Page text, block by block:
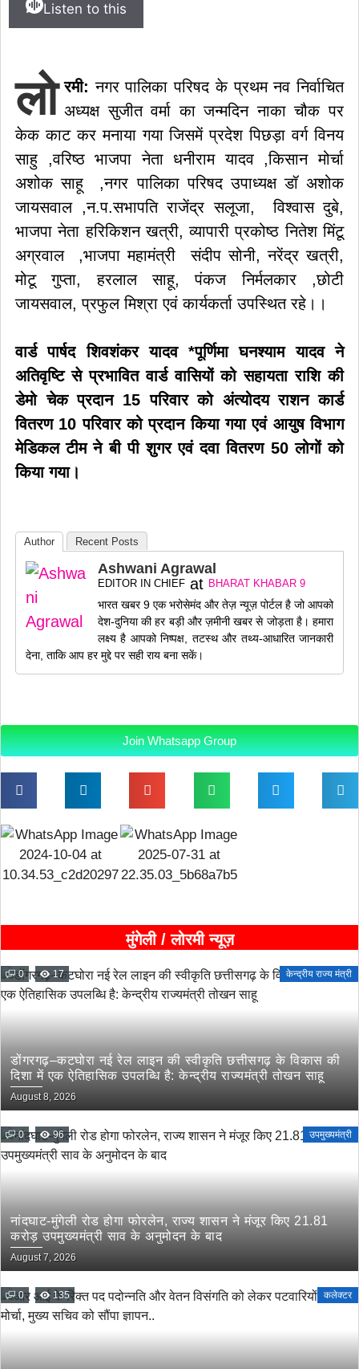
Listen to this
लो रमी: नगर पालिका परिषद के प्रथम नव निर्वाचित
अध्यक्ष सुजीत वर्मा का जन्मदिन नाका चौक पर
केक काट कर मनाया गया जिसमें प्रदेश पिछड़ा वर्ग विनय
साहु ,वरिष्ठ भाजपा नेता धनीराम यादव ,किसान मोर्चा
अशोक साहू ,नगर पालिका परिषद उपाध्यक्ष डॉ अशोक
जायसवाल ,न.प.सभापति राजेंद्र सलूजा, विश्वास दुबे,
भाजपा नेता हरिकिशन खत्री, व्यापारी प्रकोष्ठ नितेश मिंटू
अग्रवाल ,भाजपा महामंत्री संदीप सोनी, नरेंद्र खत्री,
मोटू गुप्ता, हरलाल साहू, पंकज निर्मलकार ,छोटी
जायसवाल, प्रफुल मिश्रा एवं कार्यकर्ता उपस्थित रहे।।
वार्ड पार्षद शिवशंकर यादव *पूर्णिमा घनश्याम यादव ने
अतिवृष्टि से प्रभावित वार्ड वासियों को सहायता राशि की
डेमो चेक प्रदान 15 परिवार को अंत्योदय राशन कार्ड
वितरण 10 परिवार को प्रदान किया गया एवं आयुष विभाग
मेडिकल टीम ने बी पी शुगर एवं दवा वितरण 50 लोगों को
किया गया।
Author Recent Posts
Ashwani Agrawal
EDITOR IN CHIEF at BHARAT KHABAR 9
भारत खबर 9 एक भरोसेमंद और तेज़ न्यूज़ पोर्टल है जो आपको
देश-दुनिया की हर बड़ी और ज़मीनी खबर से जोड़ता है। हमारा
लक्ष्य है आपको निष्पक्ष, तटस्थ और तथ्य-आधारित जानकारी
देना, ताकि आप हर मुद्दे पर सही राय बना सकें।
Join Whatsapp Group
मुंगेली / लोरमी न्यूज़
0 17 केन्द्रीय राज्य मंत्री
डोंगरगढ़–कटघोरा नई रेल लाइन की स्वीकृति छत्तीसगढ़ के विकास की
दिशा में एक ऐतिहासिक उपलब्धि है: केन्द्रीय राज्यमंत्री तोखन साहू
August 8, 2026
0 96 उपमुख्यमंत्री
नांदघाट-मुंगेली रोड होगा फोरलेन, राज्य शासन ने मंजूर किए 21.81
करोड़ उपमुख्यमंत्री साव के अनुमोदन के बाद
August 7, 2026
0 135 कलेक्टर